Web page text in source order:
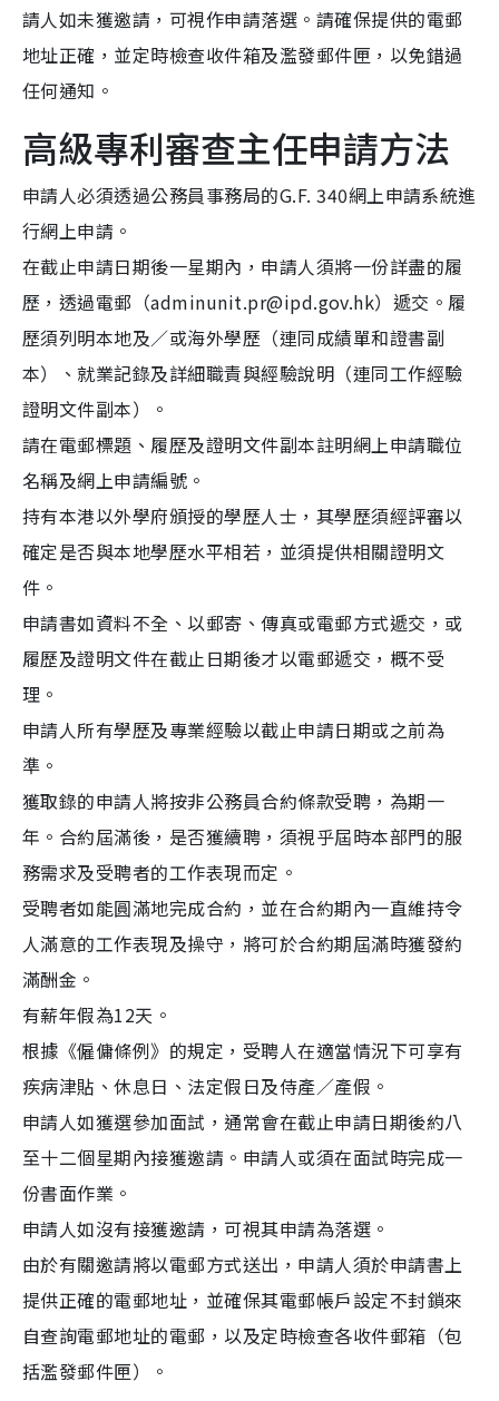
請人如未獲邀請，可視作申請落選。請確保提供的電郵
地址正確，並定時檢查收件箱及濫發郵件匣，以免錯過
任何通知。
高級專利審查主任申請方法
申請人必須透過公務員事務局的G.F. 340網上申請系統進
行網上申請。
在截止申請日期後一星期內，申請人須將一份詳盡的履
歷，透過電郵（adminunit.pr@ipd.gov.hk）遞交。履
歷須列明本地及／或海外學歷（連同成績單和證書副
本）、就業記錄及詳細職責與經驗說明（連同工作經驗
證明文件副本）。
請在電郵標題、履歷及證明文件副本註明網上申請職位
名稱及網上申請編號。
持有本港以外學府頒授的學歷人士，其學歷須經評審以
確定是否與本地學歷水平相若，並須提供相關證明文
件。
申請書如資料不全、以郵寄、傳真或電郵方式遞交，或
履歷及證明文件在截止日期後才以電郵遞交，概不受
理。
申請人所有學歷及專業經驗以截止申請日期或之前為
準。
獲取錄的申請人將按非公務員合約條款受聘，為期一
年。合約屆滿後，是否獲續聘，須視乎屆時本部門的服
務需求及受聘者的工作表現而定。
受聘者如能圓滿地完成合約，並在合約期內一直維持令
人滿意的工作表現及操守，將可於合約期屆滿時獲發約
滿酬金。
有薪年假為12天。
根據《僱傭條例》的規定，受聘人在適當情況下可享有
疾病津貼、休息日、法定假日及侍產∕產假。
申請人如獲選參加面試，通常會在截止申請日期後約八
至十二個星期內接獲邀請。申請人或須在面試時完成一
份書面作業。
申請人如沒有接獲邀請，可視其申請為落選。
由於有關邀請將以電郵方式送出，申請人須於申請書上
提供正確的電郵地址，並確保其電郵帳戶設定不封鎖來
自查詢電郵地址的電郵，以及定時檢查各收件郵箱（包
括濫發郵件匣）。